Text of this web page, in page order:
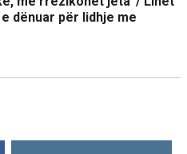
dënuar për lidhje me